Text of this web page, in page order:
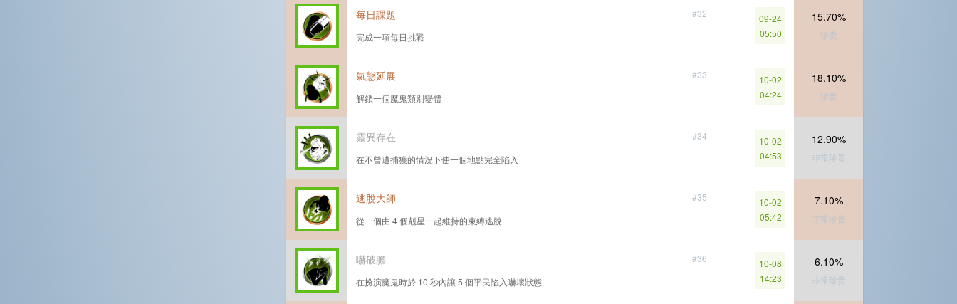
#32
每日課題
完成一項每日挑戰
09-24
05:50
15.70%
珍贵
#33
氣態延展
解鎖一個魔鬼類別變體
10-02
04:24
18.10%
珍贵
#34
靈異存在
在不曾遭捕獲的情況下使一個地點完全陷入
10-02
04:53
12.90%
非常珍贵
#35
逃脫大師
從一個由 4 個剋星一起維持的束縛逃脫
10-02
05:42
7.10%
非常珍贵
#36
嚇破膽
在扮演魔鬼時於 10 秒內讓 5 個平民陷入嚇壞狀態
10-08
14:23
6.10%
非常珍贵